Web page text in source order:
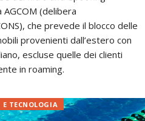
(delibera
che prevede il blocco delle
provenienti dall’estero con
escluse quelle dei clienti
in roaming.
E TECNOLOGIA